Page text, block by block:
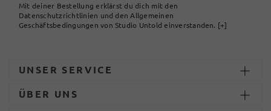
Mit deiner Bestellung erklärst du dich mit den
Datenschutzrichtlinien und den Allgemeinen
Geschäftsbedingungen von Studio Untold einverstanden. [+]
UNSER SERVICE
ÜBER UNS